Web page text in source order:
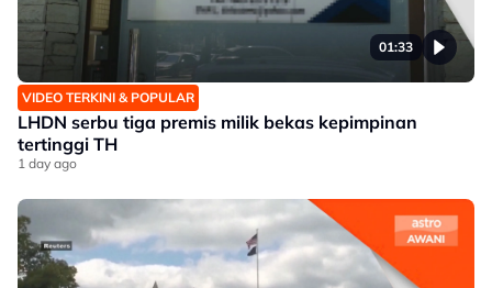
01:33
VIDEO TERKINI & POPULAR
LHDN serbu tiga premis milik bekas kepimpinan
tertinggi TH
1 day ago